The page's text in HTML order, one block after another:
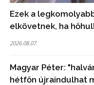
Ezek a
elkövetnek, ha
2026.08.07
Magyar Péter:
hétfőn újraindulhat